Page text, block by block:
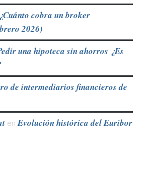
¿Cuánto cobra un broker
2026)
una hipoteca sin ahorros ¿Es
de intermediarios financieros de
enEvolución histórica del Euribor